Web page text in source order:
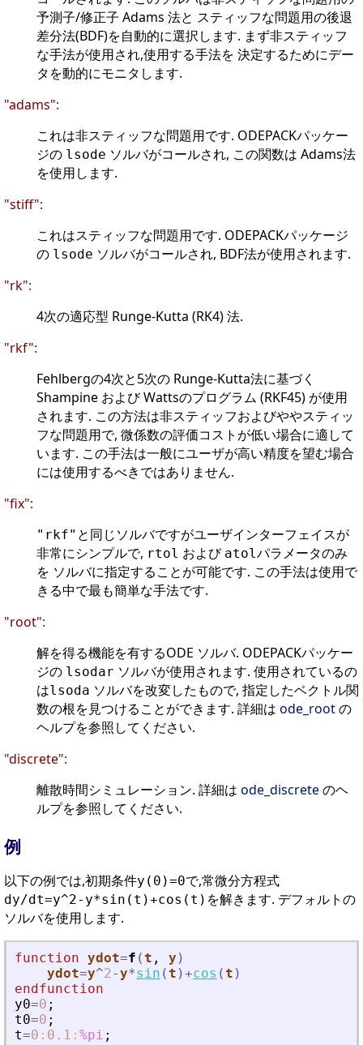
予測子/修正子 Adams 法と スティッフな問題用の後退
差分法(BDF)を自動的に選択します. まず非スティッフ
な手法が使用され,使用する手法を 決定するためにデー
タを動的にモニタします.
"adams":
これは非スティッフな問題用です. ODEPACKパッケー
ジの lsode ソルバがコールされ, この関数は Adams法
を使用します.
"stiff":
これはスティッフな問題用です. ODEPACKパッケージ
の lsode ソルバがコールされ, BDF法が使用されます.
"rk":
4次の適応型 Runge-Kutta (RK4) 法.
"rkf":
Fehlbergの4次と5次の Runge-Kutta法に基づく
Shampine および Wattsのプログラム (RKF45) が使用
されます. この方法は非スティッフおよびややスティッ
フな問題用で, 微係数の評価コストが低い場合に適して
います. この手法は一般にユーザが高い精度を望む場合
には使用するべきではありません.
"fix":
"rkf" と同じソルバですがユーザインターフェイスが
非常にシンプルで, rtol および atolパラメータのみ
を ソルバに指定することが可能です. この手法は使用で
きる中で最も簡単な手法です.
"root":
解を得る機能を有するODE ソルバ. ODEPACKパッケー
ジの lsodar ソルバが使用されます. 使用されているの
はlsoda ソルバを改変したもので, 指定したベクトル関
数の根を見つけることができます. 詳細は ode_rootの
ヘルプを参照してください.
"discrete":
離散時間シミュレーション. 詳細は ode_discreteのヘ
ルプを参照してください.
例
以下の例では,初期条件y(0)=0で,常微分方程式
dy/dt=y^2-y*sin(t)+cos(t) を解きます. デフォルトの
ソルバを使用します.
function ydot=f (t , y )
ydot=y^2-y*sin (t )+cos (t )
endfunction
y0=0 ;
t0=0 ;
t=0 : 0.1 : %pi ;